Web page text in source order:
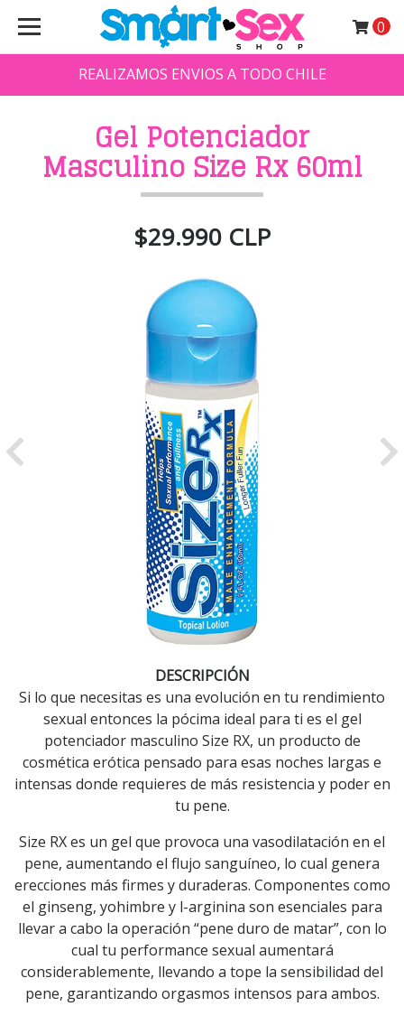
REALIZAMOS ENVIOS A TODO CHILE
0
Gel Potenciador
Masculino Size Rx 60ml
$29.990 CLP
Previous
DESCRIPCIÓN
Si lo que necesitas es una evolución en tu rendimiento
sexual entonces la pócima ideal para ti es el gel
potenciador masculino Size RX, un producto de
cosmética erótica pensado para esas noches largas e
intensas donde requieres de más resistencia y poder en
tu pene.
Size RX es un gel que provoca una vasodilatación en el
pene, aumentando el flujo sanguíneo, lo cual genera
erecciones más firmes y duraderas. Componentes como
el ginseng, yohimbre y l-arginina son esenciales para
llevar a cabo la operación “pene duro de matar”, con lo
cual tu performance sexual aumentará
considerablemente, llevando a tope la sensibilidad del
pene, garantizando orgasmos intensos para ambos.